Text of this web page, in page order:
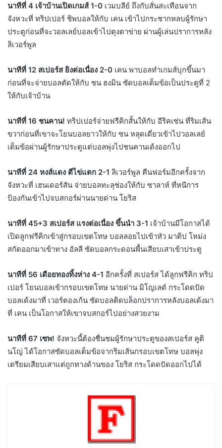
นาทีที่ 4 เจ้าบ้านเปิดเกมส์ 1-0 เวมบลีย์ ถึงกับสั่นสะเทือนจาก
จังหวะที่ ทริปเปอร์ ชิพบอลให้กับ เคน เข้าไปกระชากหลบผู้รักษา
ประตูก่อนที่จะวอลเลย์บอลเข้าไปตุงตาข่าย ผ่านผู้เล่นปราการหลัง
ลิเวอร์พูล
นาทีที่ 12 สเปอร์ส ยิงต่อเนื่อง 2-0 เคน พาบอลทำเกมส์บุกขึ้นมา
ก่อนที่จะจ่ายบอลตัดให้กับ ซน ฮงมิน ซัดบอลเต็มข้อเป็นประตูที่ 2
ให้กับเจ้าบ้าน
นาทีที่ 16 ชนคาน! ทริปเปอร์จ่ายฟรีคิกสั้นให้กับ อีริคเซ่น ที่ริมเส้น
ขวาก่อนที่เขาจะโยนบอลยาวให้กับ ซน หลุดเดี่ยวเข้าไปวอลเลย์
เต็มข้อผ่านผู้รักษาประตูแต่บอลพุ่งไปชนคานเด้งออกไป
นาทีที่ 24 หงส์แดง ตีไข่แตก 2-1 ลิเวอร์พูล คืนฟอร์มอีกครั้งจาก
จังหวะที่ เฮนเดอร์สัน จ่ายบอลทะลุช่องให้กับ ซาลาห์ ที่หนีการ
ป้องกันเข้าไปจบสกอร์ผ่านนายด่าน โยริส
นาทีที่ 45+3 สเปอร์ส แรงต่อเนื่อง ขึ้นนำ 3-1 เจ้าบ้านมีโอกาสได้
เปิดลูกฟรีคิกเข้าสู่กรอบเขตโทษ บอลลอยไปเข้าหัว มาติป โหม่ง
สกัดออกมาเข้าทาง อัลลี ซัดบอลกระดอนพื้นเสียบเสาเข้าประตู
นาทีที่ 56 เดือยทองทิ้งห่าง 4-1 อีกครั้งที่ สเปอร์ส ได้ลูกฟรีคิก ทริป
เปอร์ โยนบอลเข้ากรอบเขตโทษ นายด่าน มิโญเลต์ กระโดดปัด
บอลเด้งมาที่ เวอร์ตองเก้น ซัดบอลติดบล็อกปราการหลังบอลเด้งมา
ที่ เคน เป็นโอกาสให้เขาจบสกอร์ไปอย่างสวยงาม
นาทีที่ 67 เซพ! จังหวะนี้ต้องชื่นชมผู้รักษาประตูของสเปอร์ส คูติ
นโญ่ ได้โอกาสซัดบอลเต็มข้อจากริมเส้นกรอบเขตโทษ บอลพุ่ง
เตรียมเสียบเสาแต่ถูกทางด้านของ โยริส กระโดดปัดออกไปได้